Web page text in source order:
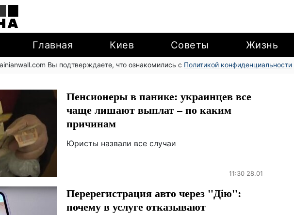
Главная Киев Советы Жизнь
Вы подтверждаете, что ознакомились с Политикой конфиденциальности
Пенсионеры в панике: украинцев все
чаще лишают выплат – по каким
причинам
Юристы назвали все случаи
11:30 28.01
Перерегистрация авто через "Дію":
почему в услуге отказывают